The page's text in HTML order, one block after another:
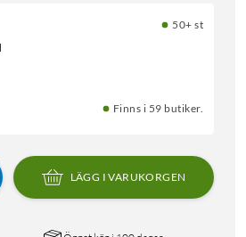
50+ st
Finns i 59 butiker.
LÄGG I VARUKORGEN